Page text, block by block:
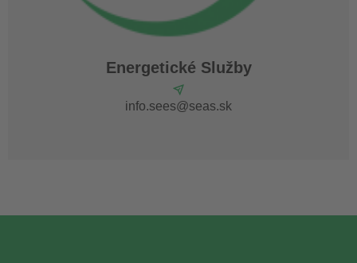
Energetické Služby
info.sees@seas.sk